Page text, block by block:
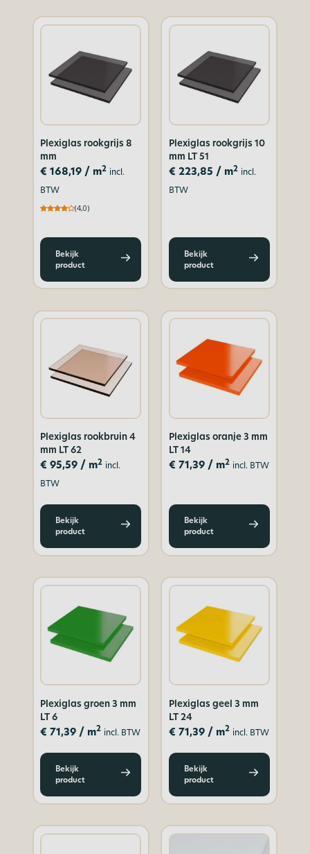
Plexiglas rookgrijs 8
mm
€ 168,19 / m2 incl.
BTW
(4,0)
Bekijk
product
Plexiglas rookgrijs 10
mm LT 51
€ 223,85 / m2 incl.
BTW
Bekijk
product
Plexiglas rookbruin 4
mm LT 62
€ 95,59 / m2 incl.
BTW
Bekijk
product
Plexiglas oranje 3 mm
LT 14
€ 71,39/ m2 incl. BTW
Bekijk
product
Plexiglas groen 3 mm
LT 6
€ 71,39 / m2 incl. BTW
Bekijk
product
Plexiglas geel 3 mm
LT 24
€ 71,39/ m2 incl. BTW
Bekijk
product